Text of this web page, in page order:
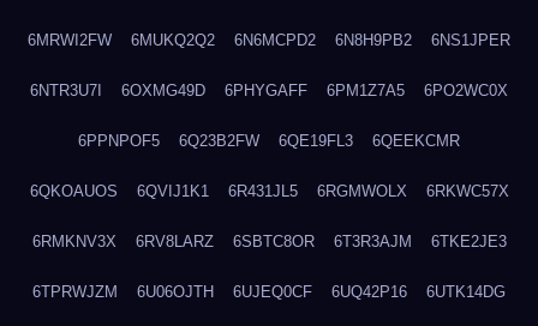
6MRWI2FW 6MUKQ2Q2 6N6MCPD2 6N8H9PB2 6NS1JPER
6NTR3U7I 6OXMG49D 6PHYGAFF 6PM1Z7A5 6PO2WC0X
6PPNPOF5 6Q23B2FW 6QE19FL3 6QEEKCMR
6QKOAUOS 6QVIJ1K1 6R431JL5 6RGMWOLX 6RKWC57X
6RMKNV3X 6RV8LARZ 6SBTC8OR 6T3R3AJM 6TKE2JE3
6TPRWJZM 6U06OJTH 6UJEQ0CF 6UQ42P16 6UTK14DG